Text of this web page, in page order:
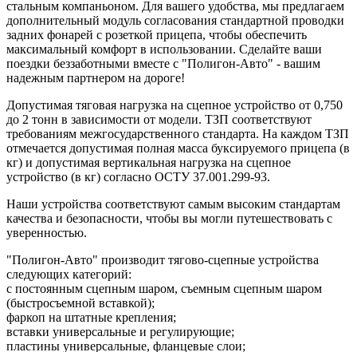
стальным компаньоном. Для вашего удобства, мы предлагаем
дополнительный модуль согласования стандартной проводки
задних фонарей с розеткой прицепа, чтобы обеспечить
максимальный комфорт в использовании. Сделайте ваши
поездки беззаботными вместе с "Полигон-Авто" - вашим
надежным партнером на дороге!
Допустимая тяговая нагрузка на сцепное устройство от 0,750
до 2 тонн в зависимости от модели. ТЗП соответствуют
требованиям межгосударственного стандарта. На каждом ТЗП
отмечается допустимая полная масса буксируемого прицепа (в
кг) и допустимая вертикальная нагрузка на сцепное
устройство (в кг) согласно ОСТУ 37.001.299-93.
Наши устройства соответствуют самым высоким стандартам
качества и безопасности, чтобы вы могли путешествовать с
уверенностью.
"Полигон-Авто" производит тягово-сцепные устройства
следующих категорий:
с постоянным сцепным шаром, съемным сцепным шаром
(быстросъемной вставкой);
фаркоп на штатные крепления;
вставки универсальные и регулирующие;
пластины универсальные, фланцевые слои;